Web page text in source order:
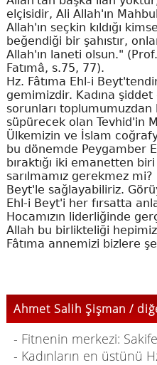
elçisidir, Ali Allah'ın
Allah'ın seçkin kıldığı
beğendiği bir şahıstır,
Allah'ın laneti olsun."
Fatımâ, s.75, 77).
Hz. Fâtıma Ehl-i
gemimizdir. Kadına
sorunları
süpürecek olan Tevhid'in
Ülkemizin ve İslam
bu dönemde Peygamber
bıraktığı iki emanetten
sarılmamız gerekmez
Beyt'le sağlayabiliriz.
Ehl-i Beyt'i her fırsatta
Hocamızın liderliğinde
Allah bu birlikteliği
Fâtıma annemizi bizlere
Ahmet Salih Şişman /
- Fitnenin merkezi: Sakife
- Kadınların en üstünü